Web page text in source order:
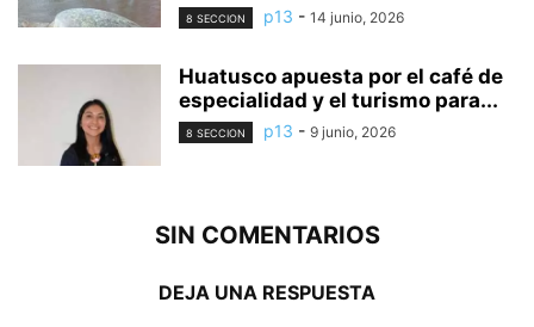
8 SECCION p13 - 14 junio, 2026
Huatusco apuesta por el café de
especialidad y el turismo para...
8 SECCION p13 - 9 junio, 2026
SIN COMENTARIOS
DEJA UNA RESPUESTA